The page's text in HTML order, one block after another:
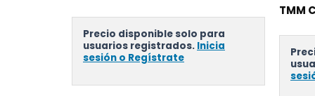
Precio disponible solo para
usuarios registrados. Inicia
sesión o Regístrate
TMM